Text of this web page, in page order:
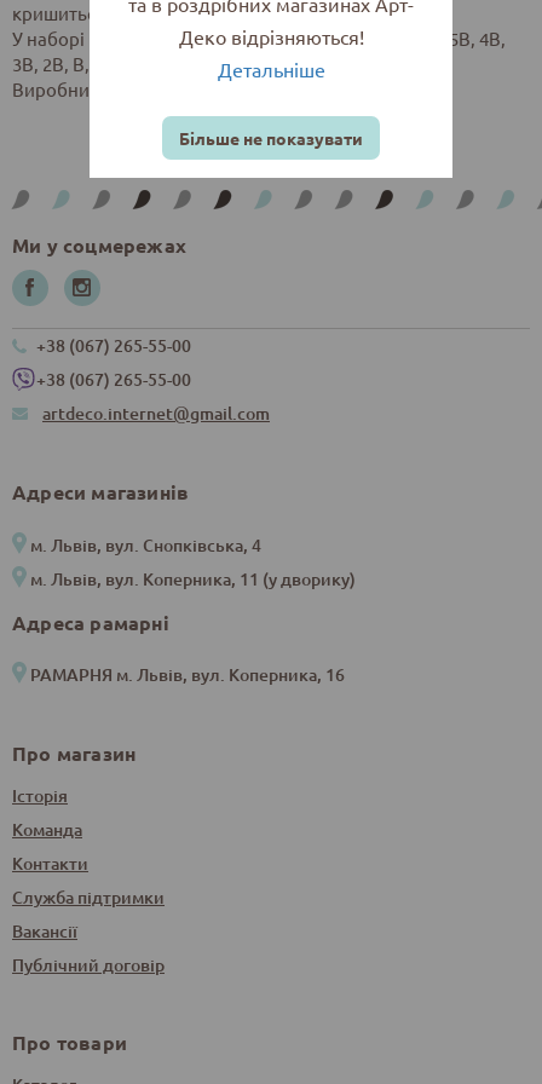
кришиться.
У наборі 12 графітних олівців Derwent Graphic : 6B, 5B, 4B,
3B, 2B, B, HB, F, H, 9B, 8B і 7B.
Виробник: Derwent, Англія.
Ми у соцмережах
+38 (067) 265-55-00
+38 (067) 265-55-00
artdeco.internet@gmail.com
Адреси магазинів
м. Львів, вул. Снопківська, 4
м. Львів, вул. Коперника, 11 (у дворику)
Адреса рамарні
РАМАРНЯ м. Львів, вул. Коперника, 16
Про магазин
Історія
Команда
Контакти
Служба підтримки
Вакансії
Публічний договір
Про товари
Деко відрізняються!
Детальніше
Більше не показувати